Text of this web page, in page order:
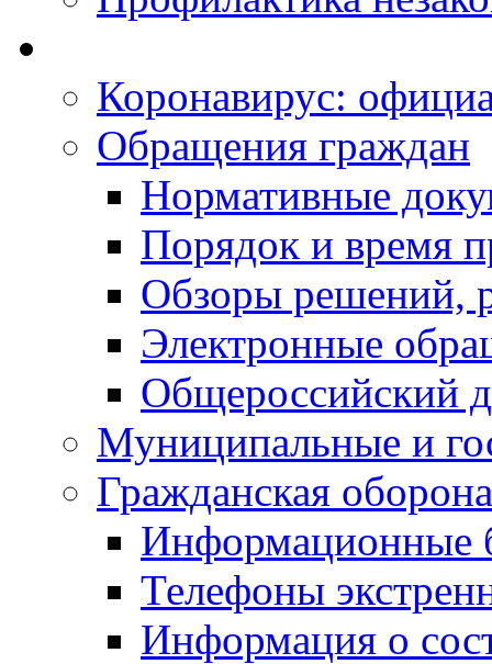
Коронавирус:
Обращения граждан
Нормативные
Порядок и время
Обзоры решений,
Электронные
Общероссийский
Муниципальные и
Гражданская
Информационные
Телефоны
Информация о